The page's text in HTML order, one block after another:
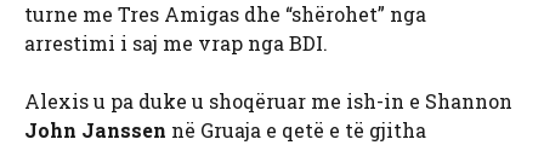
turne me Tres Amigas dhe “shërohet” nga
arrestimi i saj me vrap nga BDI.
Alexis u pa duke u shoqëruar me ish-in e Shannon
John Janssen në Gruaja e qetë e të gjitha